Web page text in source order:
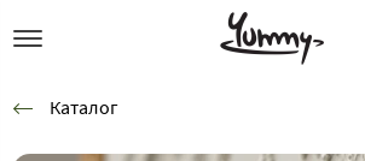
Каталог